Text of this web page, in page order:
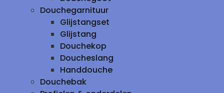
Douchegarnituur
Glijstangset
Glijstang
Douchekop
Doucheslang
Handdouche
Douchebak